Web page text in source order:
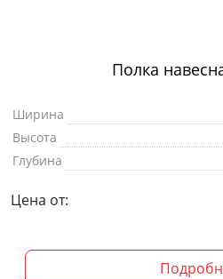
Полка
Ширина
Высота
Глубина
Цена от: